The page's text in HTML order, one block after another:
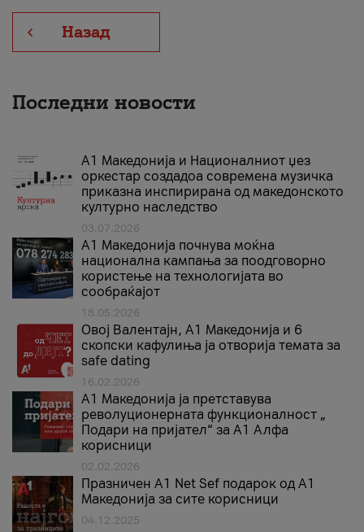
Назад
Последни новости
А1 Македонија и Националниот џез
оркестар создадоа современа музичка
приказна инспирирана од македонското
културно наследство
03.07.2026
A1 Македонија почнува моќна
национална кампања за поодговорно
користење на технологијата во
сообраќајот
18.05.2026
Овој Валентајн, A1 Македонија и 6
скопски кафулиња ја отворија темата за
safe dating
16.02.2026
А1 Македонија ја претставува
револуционерната функционалност „
Подари на пријател“ за А1 Алфа
корисници
02.02.2026
Празничен A1 Net Sеf подарок од А1
Македонија за сите корисници
04.12.2025